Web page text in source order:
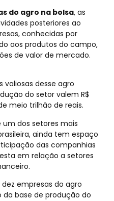
do agro na bolsa, as
posteriores ao
conhecidas por
aos produtos do campo,
de valor de mercado.
valiosas desse agro
do setor valem R$
meio trilhão de reais.
um dos setores mais
ainda tem espaço
das companhias
em relação a setores
empresas do agro
da base de produção do